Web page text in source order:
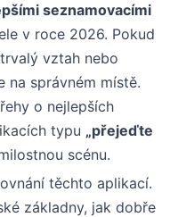
seznamovacími
v roce 2026. Pokud
vztah nebo
na správném místě.
o nejlepších
typu „přejeďte
scénu.
těchto aplikací.
základny, jak dobře